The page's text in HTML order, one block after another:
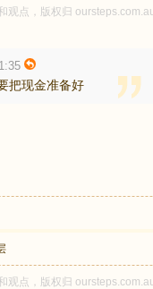
观点，版权归
把现金准备好
观点，版权归